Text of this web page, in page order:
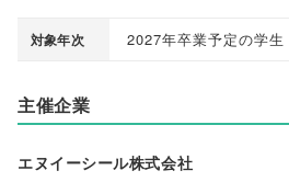
対象年次 2027年卒業予定の学生
主催企業
エヌイーシール株式会社